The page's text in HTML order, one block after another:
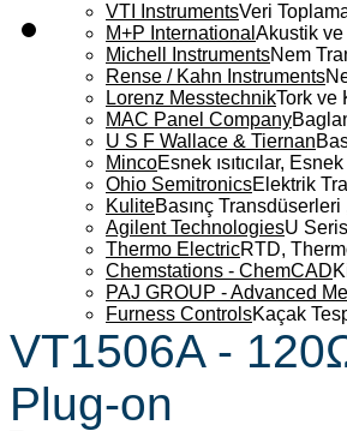
VTI InstrumentsVeri
M+P International Akustik
Michell InstrumentsNem
Rense / Kahn Instruments
Lorenz MesstechnikTork ve
MAC Panel Company
U S F Wallace & Tiernan
MincoEsnek ısıtıcılar,
Ohio SemitronicsElektrik
KuliteBasınç
Agilent TechnologiesU
Thermo ElectricRTD,
Chemstations - ChemCAD
PAJ GROUP - Advanced
Furness ControlsKaçak
VT1506A -
Plug-on